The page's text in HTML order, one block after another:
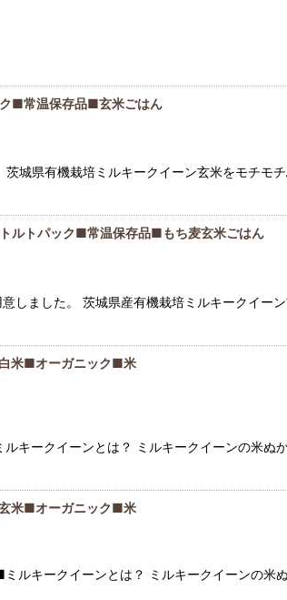
■常温保存品■玄米ごはん
城県有機栽培ミルキークイーン玄米をモチモ
ルトパック■常温保存品■もち麦玄米ごはん
しました。 茨城県産有機栽培ミルキークイー
米■オーガニック■米
キークイーンとは？ ミルキークイーンの米ぬ
米■オーガニック■米
キークイーンとは？ ミルキークイーンの米